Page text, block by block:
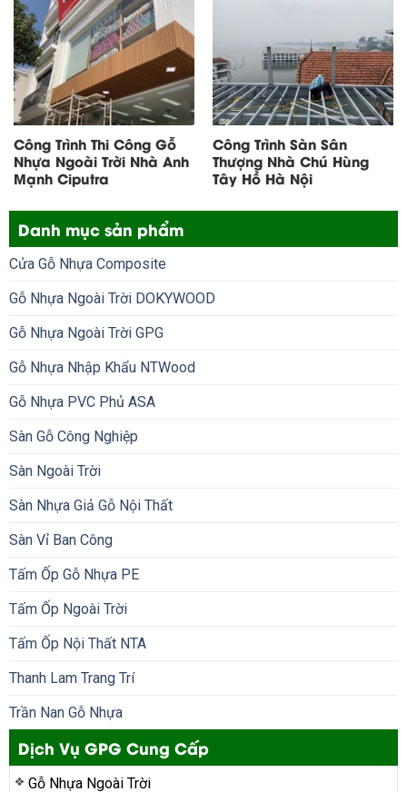
Công Trình Thi Công Gỗ
Nhựa Ngoài Trời Nhà Anh
Mạnh Ciputra
Công Trình Sàn Sân
Thượng Nhà Chú Hùng
Tây Hồ Hà Nội
Danh mục sản phẩm
Cửa Gỗ Nhựa Composite
Gỗ Nhựa Ngoài Trời DOKYWOOD
Gỗ Nhựa Ngoài Trời GPG
Gỗ Nhựa Nhập Khẩu NTWood
Gỗ Nhựa PVC Phủ ASA
Sàn Gỗ Công Nghiệp
Sàn Ngoài Trời
Sàn Nhựa Giả Gỗ Nội Thất
Sàn Vỉ Ban Công
Tấm Ốp Gỗ Nhựa PE
Tấm Ốp Ngoài Trời
Tấm Ốp Nội Thất NTA
Thanh Lam Trang Trí
Trần Nan Gỗ Nhựa
Dịch Vụ GPG Cung Cấp
Gỗ Nhựa Ngoài Trời